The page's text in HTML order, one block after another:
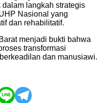
langkah strategis
Nasional yang
dan rehabilitatif.
menjadi bukti bahwa
transformasi
dan manusiawi.